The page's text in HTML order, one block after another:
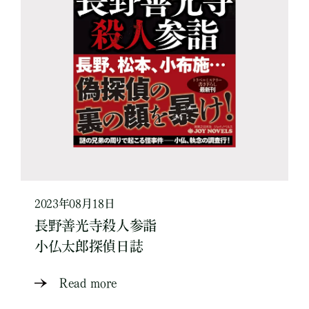
2023年08月18日
長野善光寺殺人参詣
小仏太郎探偵日誌
Read more